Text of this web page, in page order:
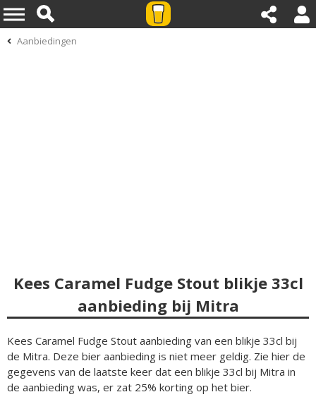
Aanbiedingen
Kees Caramel Fudge Stout blikje 33cl
aanbieding bij Mitra
Kees Caramel Fudge Stout aanbieding van een blikje 33cl bij
de Mitra. Deze bier aanbieding is niet meer geldig. Zie hier de
gegevens van de laatste keer dat een blikje 33cl bij Mitra in
de aanbieding was, er zat 25% korting op het bier.